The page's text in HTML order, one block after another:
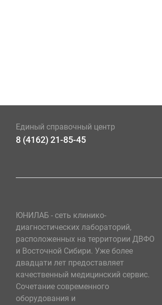
Единый справочный центр
8 (4162) 21-85-45
ЮНИЛАБ - сеть клинико-
диагностических лабораторий,
расположенных на территории ДВФО
и Восточной Сибири. Уже более
двадцати лет предоставляет
качественный медицинский сервис.
Сочетание современного
оборудования и